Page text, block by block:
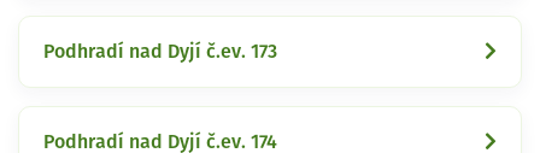
Podhradí nad Dyjí č.ev. 173
Podhradí nad Dyjí č.ev. 174